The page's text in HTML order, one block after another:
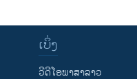
ເບິ່ງ
ວີດີໂອພາສາລາວ